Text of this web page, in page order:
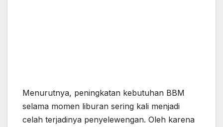
Menurutnya, peningkatan kebutuhan BBM
selama momen liburan sering kali menjadi
celah terjadinya penyelewengan. Oleh karena